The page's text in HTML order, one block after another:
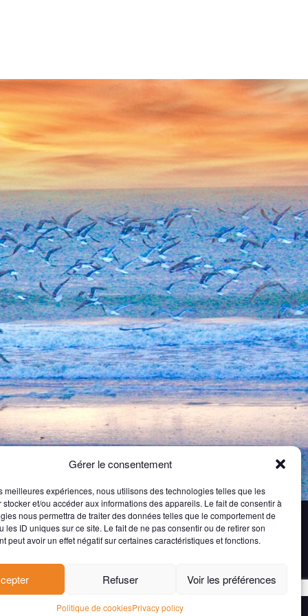
Gérer le consentement
meilleures expériences, nous utilisons des technologies telles que les
stocker et/ou accéder aux informations des appareils. Le fait de consentir à
nous permettra de traiter des données telles que le comportement de
les ID uniques sur ce site. Le fait de ne pas consentir ou de retirer son
peut avoir un effet négatif sur certaines caractéristiques et fonctions.
Refuser Voir les préférences
Politique de cookiesPrivacy policy
Cookies policy